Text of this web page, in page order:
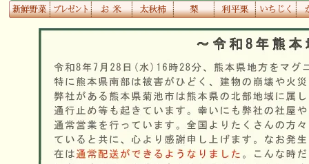
ホーム ごあいさつ 会社概要
生産者紹介
す